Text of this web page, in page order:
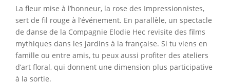
La fleur mise à l’honneur, la rose des Impressionnistes,
sert de fil rouge à l’événement. En parallèle, un spectacle
de danse de la Compagnie Elodie Hec revisite des films
mythiques dans les jardins à la française. Si tu viens en
famille ou entre amis, tu peux aussi profiter des ateliers
d’art floral, qui donnent une dimension plus participative
à la sortie.